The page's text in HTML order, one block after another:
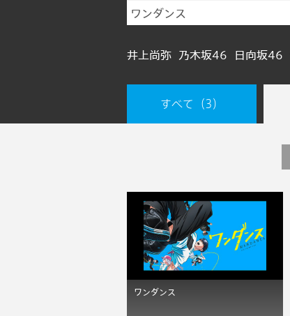
井上尚弥 乃木坂46 日向坂46
すべて （3）
ワンダンス